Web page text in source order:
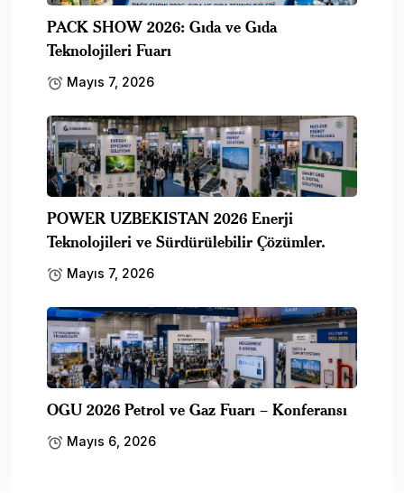
PACK SHOW 2026: Gıda ve Gıda
Teknolojileri Fuarı
Mayıs 7, 2026
POWER UZBEKISTAN 2026 Enerji
Teknolojileri ve Sürdürülebilir Çözümler.
Mayıs 7, 2026
OGU 2026 Petrol ve Gaz Fuarı – Konferansı
Mayıs 6, 2026